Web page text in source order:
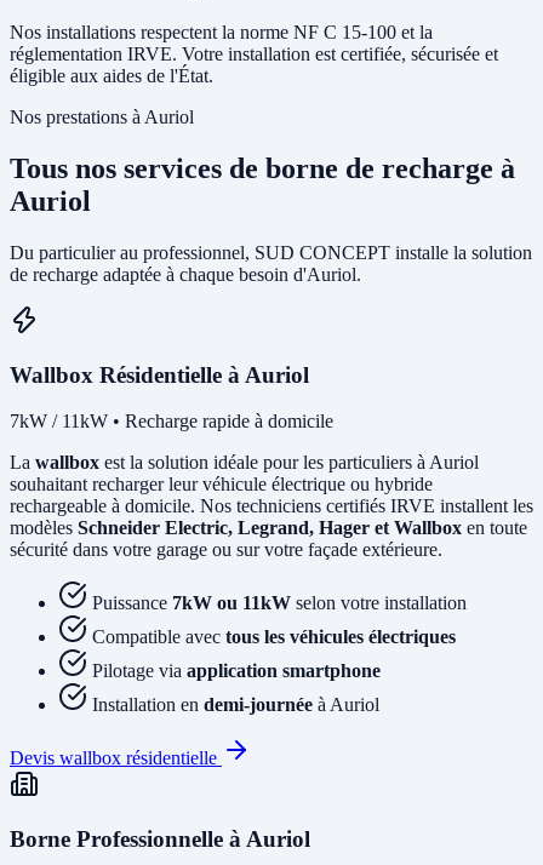
Nos installations respectent la norme NF C 15-100 et la
réglementation IRVE. Votre installation est certifiée, sécurisée et
éligible aux aides de l'État.
Nos prestations à Auriol
Tous nos services de borne de recharge à
Auriol
Du particulier au professionnel, SUD CONCEPT installe la solution
de recharge adaptée à chaque besoin d'Auriol.
Wallbox Résidentielle à Auriol
7kW / 11kW • Recharge rapide à domicile
La wallbox est la solution idéale pour les particuliers à Auriol
souhaitant recharger leur véhicule électrique ou hybride
rechargeable à domicile. Nos techniciens certifiés IRVE installent les
modèles Schneider Electric, Legrand, Hager et Wallbox en toute
sécurité dans votre garage ou sur votre façade extérieure.
Puissance 7kW ou 11kW selon votre installation
Compatible avec tous les véhicules électriques
Pilotage via application smartphone
Installation en demi-journée à Auriol
Devis wallbox résidentielle
Borne Professionnelle à Auriol